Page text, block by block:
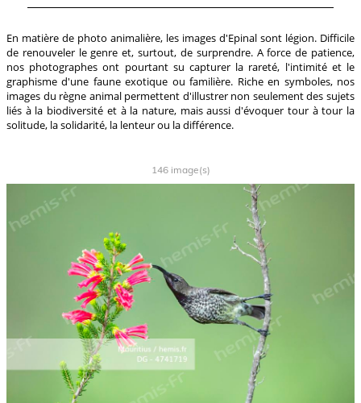
En matière de photo animalière, les images d'Epinal sont légion. Difficile
de renouveler le genre et, surtout, de surprendre. A force de patience,
nos photographes ont pourtant su capturer la rareté, l'intimité et le
graphisme d'une faune exotique ou familière. Riche en symboles, nos
images du règne animal permettent d'illustrer non seulement des sujets
liés à la biodiversité et à la nature, mais aussi d'évoquer tour à tour la
solitude, la solidarité, la lenteur ou la différence.
146 image(s)